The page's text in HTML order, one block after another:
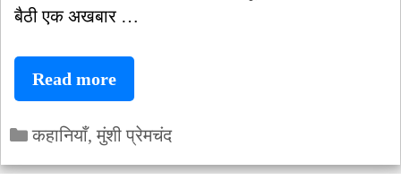
बैठी एक अखबार …
Read moreआहुति
–
प्रेमचंद
Categories
कहानियाँ,मुंशी प्रेमचंद